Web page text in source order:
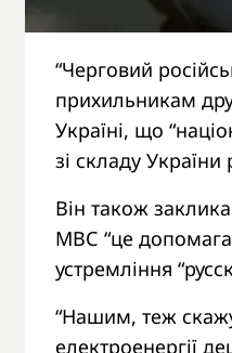
“Черговий
прихильникам
Україні, що
зі складу
Він також
МВС “це
устремління
“Нашим, теж
електроенергії